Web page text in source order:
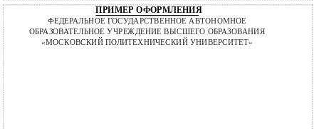
ПРИМЕР ОФОРМЛЕНИЯ
ФЕДЕРАЛЬНОЕ ГОСУДАРСТВЕННОЕ АВТОНОМНОЕ
ОБРАЗОВАТЕЛЬНОЕ УЧРЕЖДЕНИЕ ВЫСШЕГО ОБРАЗОВАНИЯ
«МОСКОВСКИЙ ПОЛИТЕХНИЧЕСКИЙ УНИВЕРСИТЕТ»